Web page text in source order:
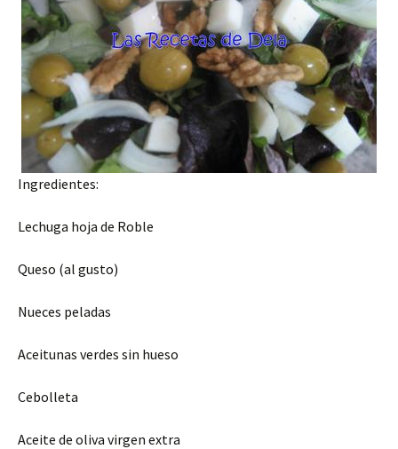
Ingredientes:
Lechuga hoja de Roble
Queso (al gusto)
Nueces peladas
Aceitunas verdes sin hueso
Cebolleta
Aceite de oliva virgen extra